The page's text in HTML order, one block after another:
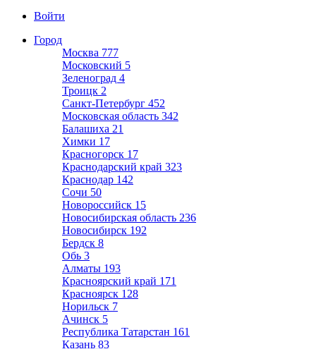
Войти
Город
Москва 777
Московский 5
Зеленоград 4
Троицк 2
Санкт-Петербург 452
Московская область 342
Балашиха 21
Химки 17
Красногорск 17
Краснодарский край 323
Краснодар 142
Сочи 50
Новороссийск 15
Новосибирская область 236
Новосибирск 192
Бердск 8
Обь 3
Алматы 193
Красноярский край 171
Красноярск 128
Норильск 7
Ачинск 5
Республика Татарстан 161
Казань 83